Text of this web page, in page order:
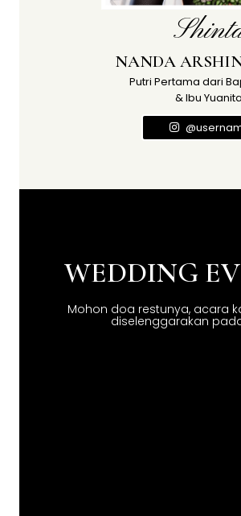
NANDA
Putri Pertama dari
& Ibu Yuanita
WEDDING
Mohon doa restunya, acara
diselenggarakan